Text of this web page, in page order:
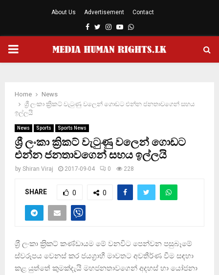
About Us Advertisement Contact
Facebook
TwitterInstagram
YoutubeWhatsapp
PRIMARY
Home
News
ශ්‍රී ලංකා ක්‍රිකට් වැටුණු වලෙන් ගොඩට එන්න ජනතාවගෙන් සහය
ඉල්ලයි
News Sports Sports News
ශ්‍රී ලංකා ක්‍රිකට් වැටුණු වලෙන් ගොඩට
එන්න ජනතාවගෙන් සහය ඉල්ලයි
by Shiran Viraj 2017-09-04 0 228
SHARE 0 0
ශ‍්‍රී ලංකා ක‍්‍රිකට් කණ්ඩායම මේ වනවිට පෙන්වන පසුබෑමේ
ස්වරූපය වෙනස් කර ජයග‍්‍රාහී මාවතට අවතීර්ණ වීම සඳහා
කළ යුත්තේ කුමක්දැයි මහජනතාවගෙන් අදහස් හා යෝජනා